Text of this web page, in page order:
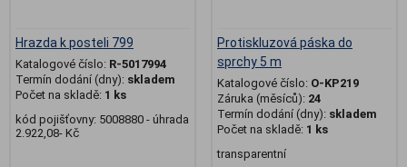
Hrazda k posteli 799
Katalogové číslo: R-5017994
Termín dodání (dny): skladem
Počet na skladě: 1 ks
kód pojišťovny: 5008880 - úhrada
2.922,08- Kč
Protiskluzová páska do
sprchy 5 m
Katalogové číslo: O-KP219
Záruka (měsíců): 24
Termín dodání (dny): skladem
Počet na skladě: 1 ks
transparentní